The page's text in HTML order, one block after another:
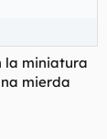
la miniatura
mierda